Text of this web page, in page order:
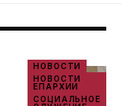
НОВОСТИ
НОВОСТИ
ЕПАРХИИ
СОЦИАЛЬНОЕ